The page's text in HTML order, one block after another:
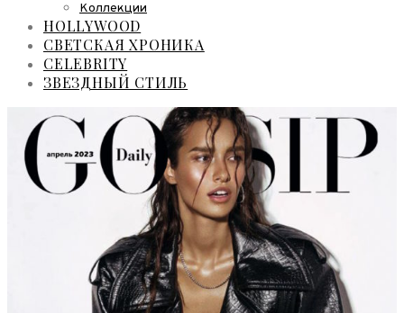
Коллекции
HOLLYWOOD
СВЕТСКАЯ ХРОНИКА
CELEBRITY
ЗВЕЗДНЫЙ СТИЛЬ